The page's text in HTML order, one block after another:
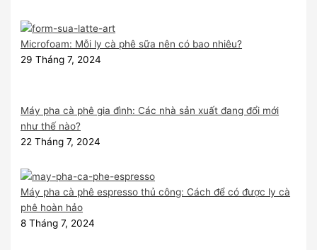
Microfoam: Mỗi ly cà phê sữa nên có bao nhiêu?
29 Tháng 7, 2024
Máy pha cà phê gia đình: Các nhà sản xuất đang đổi mới
như thế nào?
22 Tháng 7, 2024
Máy pha cà phê espresso thủ công: Cách để có được ly cà
phê hoàn hảo
8 Tháng 7, 2024